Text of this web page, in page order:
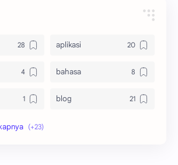
aplikasi
bahasa
blog